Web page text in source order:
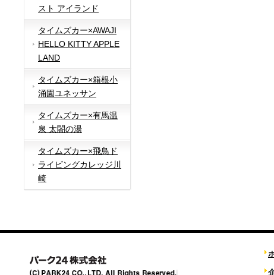
スト アイランド
タイムズカー×AWAJI
HELLO KITTY APPLE
LAND
タイムズカー×箱根小
涌園ユネッサン
タイムズカー×有馬温
泉 太閤の湯
タイムズカー×飛鳥ド
ライビングカレッジ川
崎